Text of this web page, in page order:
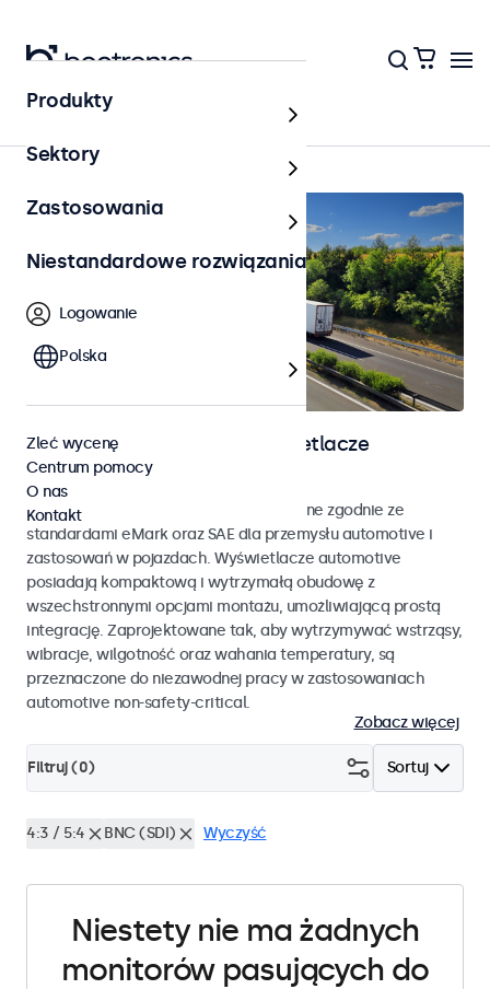
Strona główna
Monitory automotive i wyświetlacze
dotykowe
Monitory i ekrany dotykowe opracowane zgodnie ze
standardami eMark oraz SAE dla przemysłu automotive i
zastosowań w pojazdach. Wyświetlacze automotive
posiadają kompaktową i wytrzymałą obudowę z
wszechstronnymi opcjami montażu, umożliwiającą prostą
integrację. Zaprojektowane tak, aby wytrzymywać wstrząsy,
wibracje, wilgotność oraz wahania temperatury, są
przeznaczone do niezawodnej pracy w zastosowaniach
automotive non-safety-critical.
Zobacz więcej
Sortuj
Filtruj (0)
4:3 / 5:4 BNC (SDI) Wyczyść
Niestety nie ma żadnych
monitorów pasujących do
Produkty
Sektory
Zastosowania
Niestandardowe rozwiązania
Logowanie
Polska
Zleć wycenę
Centrum pomocy
O nas
Kontakt